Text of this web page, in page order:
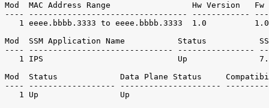
Mod  MAC Address Range                 Hw Version
---- --------------------------------- ------------
1 eeee.bbbb.3333 to eeee.bbbb.3333  1.0
Mod  SSM Application Name           Status
---- ------------------------------ ----------------
1 IPS                            Up
Mod  Status             Data Plane Status
---- ------------------ ---------------------